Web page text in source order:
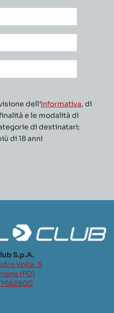
dell’informativa, di
e le modalità di
di destinatari;
di 18 anni
S.p.A.
Volta, 5
(PD)